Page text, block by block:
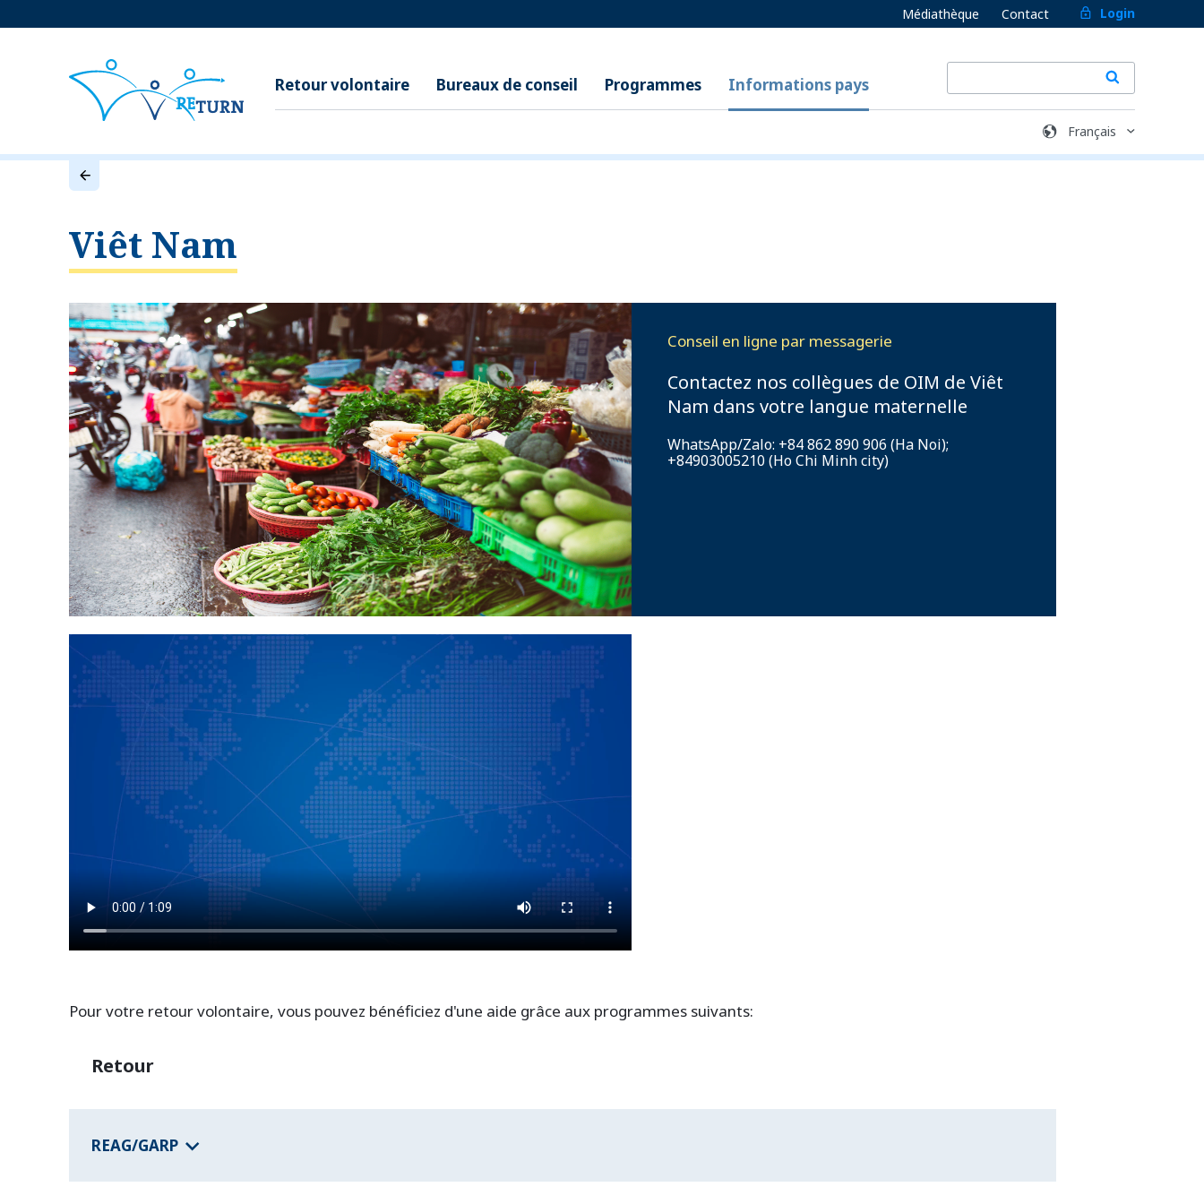
Médiathèque Contact Login
Retour volontaire Bureaux de conseil Programmes Informations pays
Viêt Nam
Conseil en ligne par messagerie
Contactez nos collègues de OIM de Viêt
Nam dans votre langue maternelle
WhatsApp/Zalo: +84 862 890 906 (Ha Noi);
+84903005210 (Ho Chi Minh city)
Pour votre retour volontaire, vous pouvez bénéficiez d'une aide grâce aux programmes suivants:
Retour
REAG/GARP